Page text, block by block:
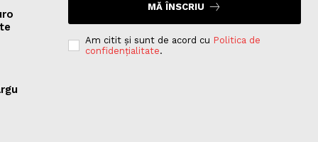
MĂ ÎNSCRIU
Am citit și sunt de acord cu Politica de
confidențialitate.